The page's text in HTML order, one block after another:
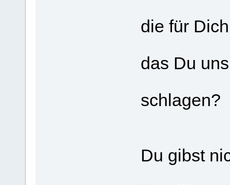
die für
das Du
schlagen?
Du gibst